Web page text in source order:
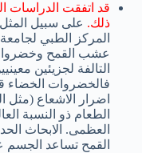
قد اتفقت الدراسات
ذلك.
المركز الطبي
عشب القمح
التالفة لجزيئين
فالخضروات الخضاء
الطعام ذو النسبة
العظمى. الابحاث
القمح تساعد الجسم